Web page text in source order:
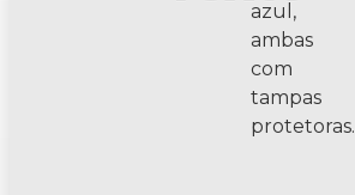
azul,
ambas
com
tampas
protetoras.